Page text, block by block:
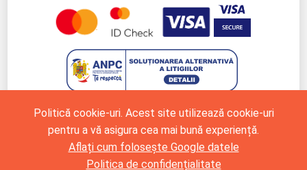
Politică cookie-uri. Acest site utilizează cookie-uri
pentru a vă asigura cea mai bună experiență.
Aflați cum folosește Google datele
Politica de confidențialitate